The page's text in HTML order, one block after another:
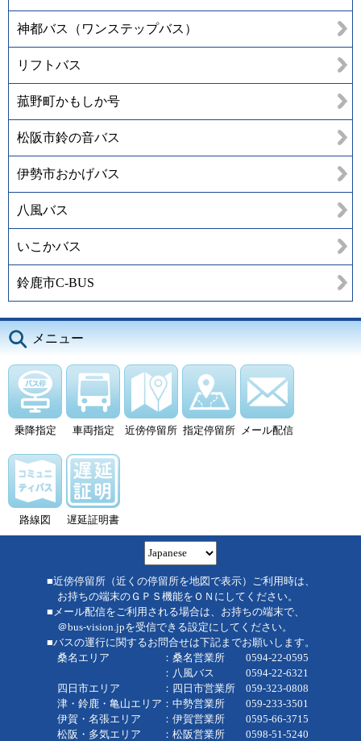
神都バス（ワンステップバス）
リフトバス
菰野町かもしか号
松阪市鈴の音バス
伊勢市おかげバス
八風バス
いこかバス
鈴鹿市C-BUS
メニュー
乗降指定 車両指定 近傍停留所 指定停留所 メール配信
路線図 遅延証明書
■近傍停留所（近くの停留所を地図で表示）ご利用時は、
お持ちの端末のＧＰＳ機能をＯＮにしてください。
■メール配信をご利用される場合は、お持ちの端末で、
＠bus-vision.jpを受信できる設定にしてください。
■バスの運行に関するお問合せは下記までお願いします。
桑名エリア ：桑名営業所 0594-22-0595
：八風バス 0594-22-6321
四日市エリア ：四日市営業所 059-323-0808
津・鈴鹿・亀山エリア：中勢営業所 059-233-3501
伊賀・名張エリア ：伊賀営業所 0595-66-3715
松阪・多気エリア ：松阪営業所 0598-51-5240